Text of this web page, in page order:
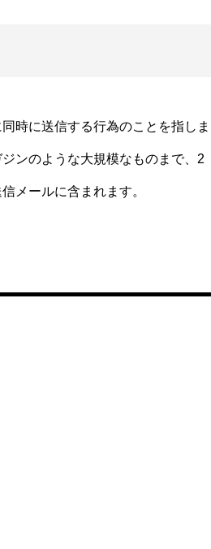
時に送信する行為のことを指しま
ンのような大規模なものまで、2
メールに含まれます。